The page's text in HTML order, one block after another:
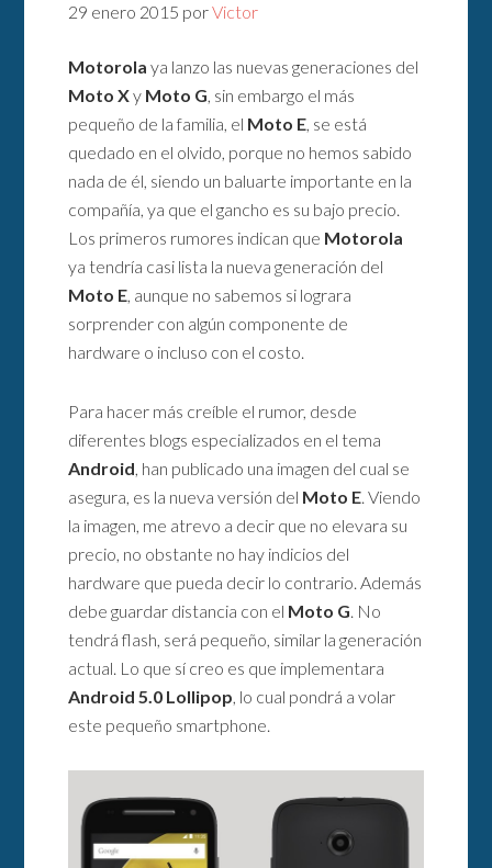
29 enero 2015 porVictor
Motorola ya lanzo las nuevas generaciones del
Moto Xy Moto G, sin embargo el más
pequeño de la familia, el Moto E, se está
quedado en el olvido, porque no hemos sabido
nada de él, siendo un baluarte importante en la
compañía, ya que el gancho es su bajo precio.
Los primeros rumores indican que Motorola
ya tendría casi lista la nueva generación del
Moto E, aunque no sabemos si lograra
sorprender con algún componente de
hardware o incluso con el costo.
Para hacer más creíble el rumor, desde
diferentes blogs especializados en el tema
Android, han publicado una imagen del cual se
asegura, es la nueva versión del Moto E. Viendo
la imagen, me atrevo a decir que no elevara su
precio, no obstante no hay indicios del
hardware que pueda decir lo contrario. Además
debe guardar distancia con el Moto G. No
tendrá flash, será pequeño, similar la generación
actual. Lo que sí creo es que implementara
Android 5.0 Lollipop, lo cual pondrá a volar
este pequeño smartphone.